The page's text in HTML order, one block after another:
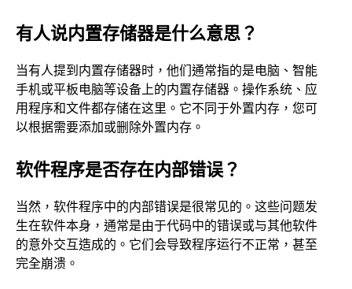
有人说内置存储器是什么意思？
当有人提到内置存储器时，他们通常指的是电脑、智能
手机或平板电脑等设备上的内置存储器。操作系统、应
用程序和文件都存储在这里。它不同于外置内存，您可
以根据需要添加或删除外置内存。
软件程序是否存在内部错误？
当然，软件程序中的内部错误是很常见的。这些问题发
生在软件本身，通常是由于代码中的错误或与其他软件
的意外交互造成的。它们会导致程序运行不正常，甚至
完全崩溃。